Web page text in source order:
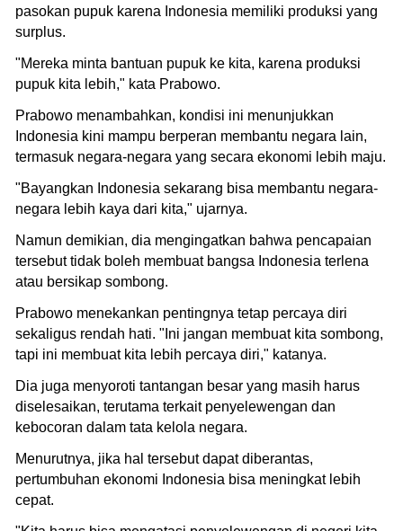
pasokan pupuk karena Indonesia memiliki produksi yang
surplus.
"Mereka minta bantuan pupuk ke kita, karena produksi
pupuk kita lebih," kata Prabowo.
Prabowo menambahkan, kondisi ini menunjukkan
Indonesia kini mampu berperan membantu negara lain,
termasuk negara-negara yang secara ekonomi lebih maju.
"Bayangkan Indonesia sekarang bisa membantu negara-
negara lebih kaya dari kita," ujarnya.
Namun demikian, dia mengingatkan bahwa pencapaian
tersebut tidak boleh membuat bangsa Indonesia terlena
atau bersikap sombong.
Prabowo menekankan pentingnya tetap percaya diri
sekaligus rendah hati. "Ini jangan membuat kita sombong,
tapi ini membuat kita lebih percaya diri," katanya.
Dia juga menyoroti tantangan besar yang masih harus
diselesaikan, terutama terkait penyelewengan dan
kebocoran dalam tata kelola negara.
Menurutnya, jika hal tersebut dapat diberantas,
pertumbuhan ekonomi Indonesia bisa meningkat lebih
cepat.